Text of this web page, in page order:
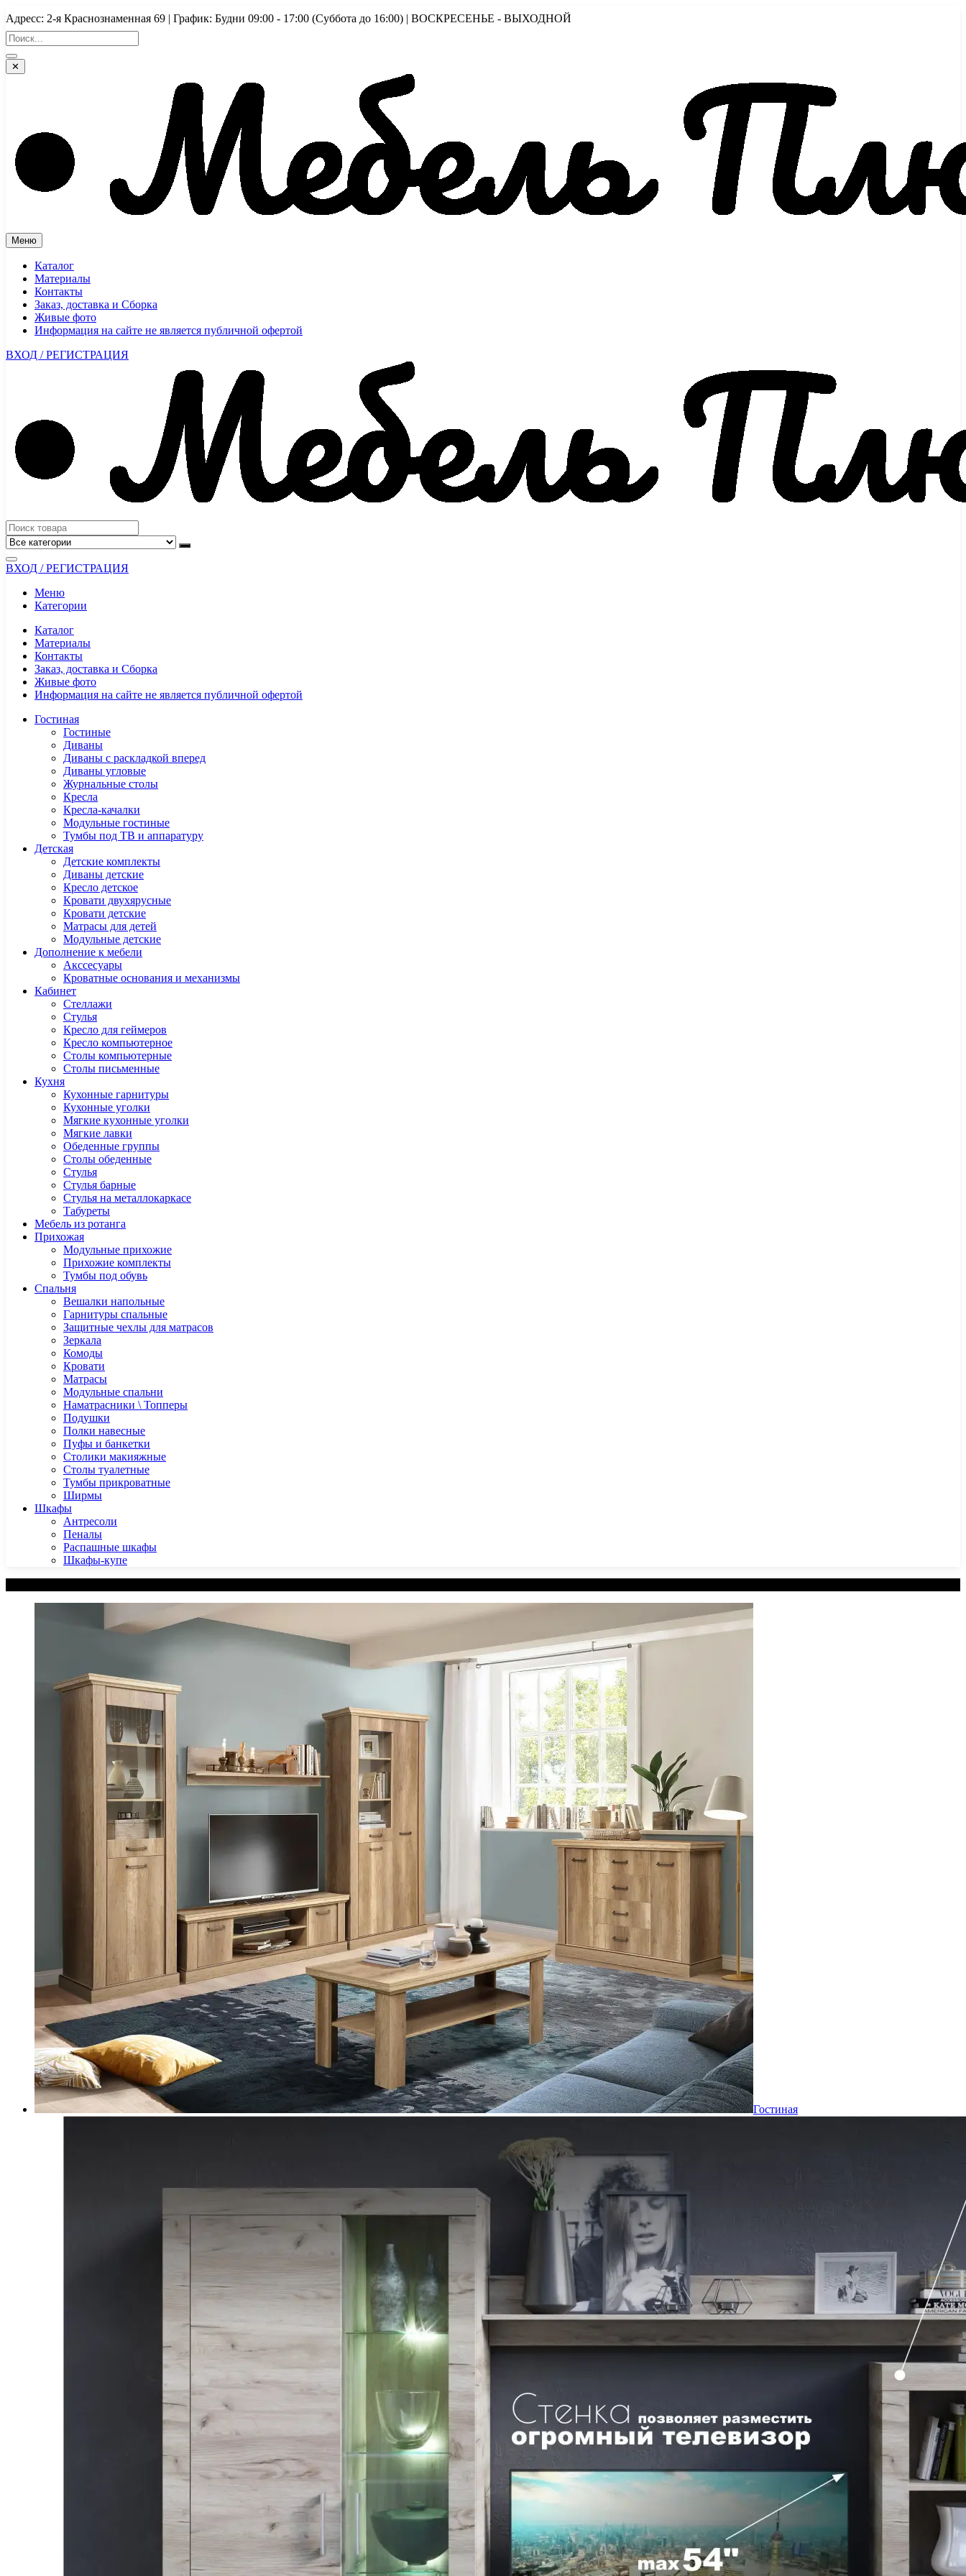
к
содержимому
Адресс: 2-я Краснознаменная 69 | График: Будни 09:00 - 17:00 (Суббота до 16:00) | ВОСКРЕСЕНЬЕ - ВЫХОДНОЙ
✕
Меню
Каталог
Материалы
Контакты
Заказ, доставка и Сборка
Живые фото
Информация на сайте не является публичной офертой
ВХОД / РЕГИСТРАЦИЯ
ВХОД / РЕГИСТРАЦИЯ
Меню
Категории
Каталог
Материалы
Контакты
Заказ, доставка и Сборка
Живые фото
Информация на сайте не является публичной офертой
Гостиная
Гостиные
Диваны
Диваны с раскладкой вперед
Диваны угловые
Журнальные столы
Кресла
Кресла-качалки
Модульные гостиные
Тумбы под ТВ и аппаратуру
Детская
Детские комплекты
Диваны детские
Кресло детское
Кровати двухярусные
Кровати детские
Матрасы для детей
Модульные детские
Дополнение к мебели
Акссесуары
Кроватные основания и механизмы
Кабинет
Cтеллажи
Cтулья
Кресло для геймеров
Кресло компьютерное
Столы компьютерные
Столы письменные
Кухня
Кухонные гарнитуры
Кухонные уголки
Мягкие кухонные уголки
Мягкие лавки
Обеденные группы
Столы обеденные
Стулья
Стулья барные
Стулья на металлокаркасе
Табуреты
Мебель из ротанга
Прихожая
Модульные прихожие
Прихожие комплекты
Тумбы под обувь
Спальня
Вешалки напольные
Гарнитуры спальные
Защитные чехлы для матрасов
Зеркала
Комоды
Кровати
Матрасы
Модульные спальни
Наматрасники \ Топперы
Подушки
Полки навесные
Пуфы и банкетки
Столики макияжные
Столы туалетные
Тумбы прикроватные
Ширмы
Шкафы
Антресоли
Пеналы
Распашные шкафы
Шкафы-купе
Гостиная